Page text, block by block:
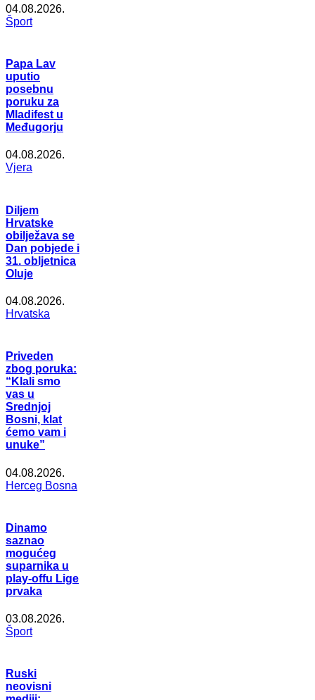
04.08.2026.
Šport
Papa Lav
uputio
posebnu
poruku za
Mladifest u
Međugorju
04.08.2026.
Vjera
Diljem
Hrvatske
obilježava se
Dan pobjede i
31. obljetnica
Oluje
04.08.2026.
Hrvatska
Priveden
zbog poruka:
“Klali smo
vas u
Srednjoj
Bosni, klat
ćemo vam i
unuke”
04.08.2026.
Herceg Bosna
Dinamo
saznao
mogućeg
suparnika u
play-offu Lige
prvaka
03.08.2026.
Šport
Ruski
neovisni